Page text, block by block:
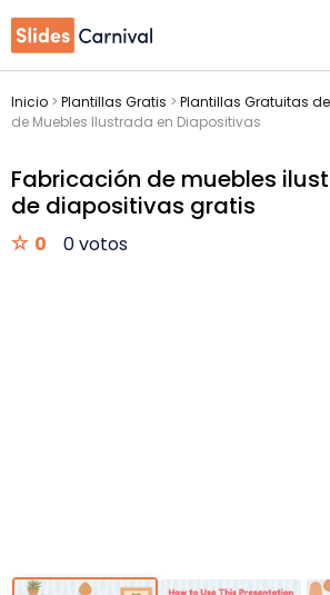
Inicio > Plantillas Gratis > Plantillas Gratuitas
de Muebles Ilustrada en Diapositivas
Fabricación de muebles
de diapositivas gratis
0 0 votos